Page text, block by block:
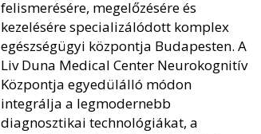
felismerésére, megelőzésére és
kezelésére specializálódott komplex
egészségügyi központja Budapesten. A
Liv Duna Medical Center Neurokognitív
Központja egyedülálló módon
integrálja a legmodernebb
diagnosztikai technológiákat, a